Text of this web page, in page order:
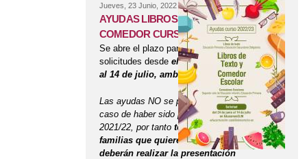
Jueves, 23 Junio, 2022
AYUDAS LIBROS DE TEXTO Y
COMEDOR CURSO 22/23
Se abre el plazo para presentar las
solicitudes desde el 24 de junio
al 14 de julio, ambos incluidos.
Las ayudas NO se prorrogan en el
caso de haber sido perceptor en
2021/22, por tanto todas las
familias que quieren participar
deberán realizar la presentación